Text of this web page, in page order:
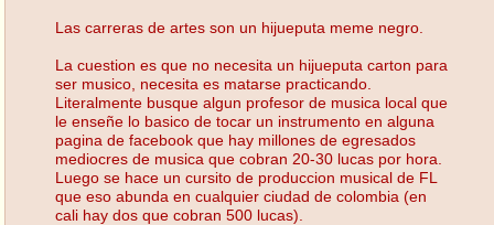
Las carreras de artes son un hijueputa meme negro.
La cuestion es que no necesita un hijueputa carton para
ser musico, necesita es matarse practicando.
Literalmente busque algun profesor de musica local que
le enseñe lo basico de tocar un instrumento en alguna
pagina de facebook que hay millones de egresados
mediocres de musica que cobran 20-30 lucas por hora.
Luego se hace un cursito de produccion musical de FL
que eso abunda en cualquier ciudad de colombia (en
cali hay dos que cobran 500 lucas).